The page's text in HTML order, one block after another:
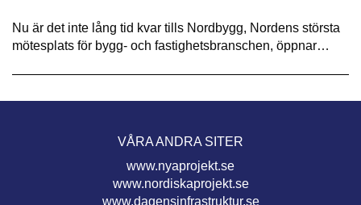
Nu är det inte lång tid kvar tills Nordbygg, Nordens största
mötesplats för bygg- och fastighetsbranschen, öppnar…
VÅRA ANDRA SITER
www.nyaprojekt.se
www.nordiskaprojekt.se
www.dagensinfrastruktur.se